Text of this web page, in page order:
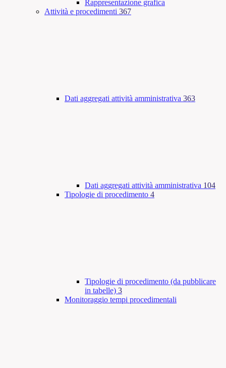
Rappresentazione grafica
Attività e procedimenti 367
Dati aggregati attività amministrativa 363
Dati aggregati attività amministrativa 104
Tipologie di procedimento 4
Tipologie di procedimento (da pubblicare
in tabelle) 3
Monitoraggio tempi procedimentali